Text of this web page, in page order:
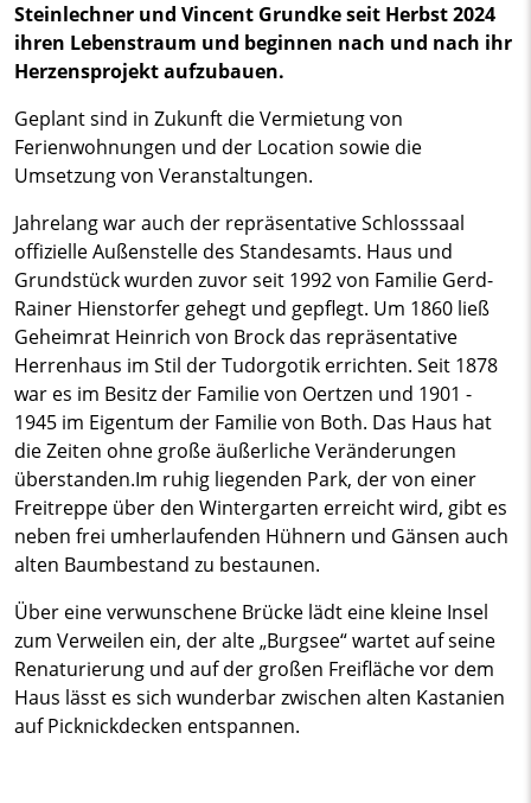
Steinlechner und Vincent Grundke seit Herbst 2024
ihren Lebenstraum und beginnen nach und nach ihr
Herzensprojekt aufzubauen.
Geplant sind in Zukunft die Vermietung von
Ferienwohnungen und der Location sowie die
Umsetzung von Veranstaltungen.
Jahrelang war auch der repräsentative Schlosssaal
offizielle Außenstelle des Standesamts. Haus und
Grundstück wurden zuvor seit 1992 von Familie Gerd-
Rainer Hienstorfer gehegt und gepflegt. Um 1860 ließ
Geheimrat Heinrich von Brock das repräsentative
Herrenhaus im Stil der Tudorgotik errichten. Seit 1878
war es im Besitz der Familie von Oertzen und 1901 -
1945 im Eigentum der Familie von Both. Das Haus hat
die Zeiten ohne große äußerliche Veränderungen
überstanden.Im ruhig liegenden Park, der von einer
Freitreppe über den Wintergarten erreicht wird, gibt es
neben frei umherlaufenden Hühnern und Gänsen auch
alten Baumbestand zu bestaunen.
Über eine verwunschene Brücke lädt eine kleine Insel
zum Verweilen ein, der alte „Burgsee“ wartet auf seine
Renaturierung und auf der großen Freifläche vor dem
Haus lässt es sich wunderbar zwischen alten Kastanien
auf Picknickdecken entspannen.